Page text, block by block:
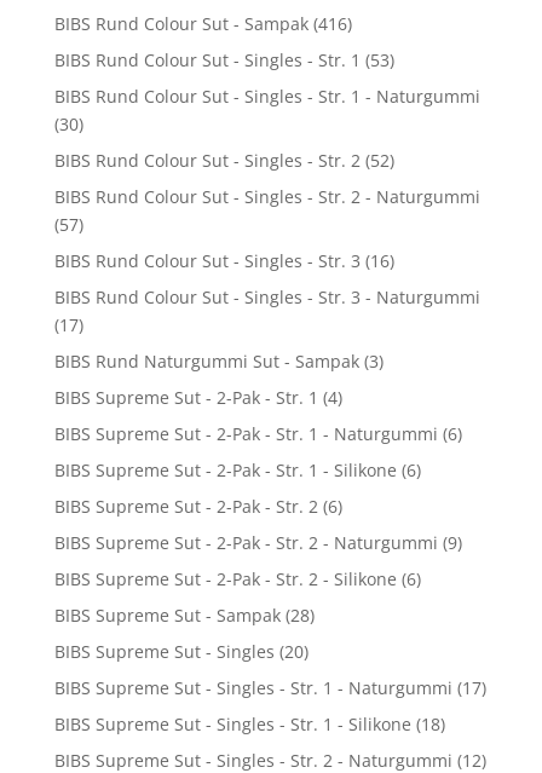
BIBS Rund Colour Sut - Sampak (416)
BIBS Rund Colour Sut - Singles - Str. 1 (53)
BIBS Rund Colour Sut - Singles - Str. 1 - Naturgummi
(30)
BIBS Rund Colour Sut - Singles - Str. 2 (52)
BIBS Rund Colour Sut - Singles - Str. 2 - Naturgummi
(57)
BIBS Rund Colour Sut - Singles - Str. 3 (16)
BIBS Rund Colour Sut - Singles - Str. 3 - Naturgummi
(17)
BIBS Rund Naturgummi Sut - Sampak (3)
BIBS Supreme Sut - 2-Pak - Str. 1 (4)
BIBS Supreme Sut - 2-Pak - Str. 1 - Naturgummi (6)
BIBS Supreme Sut - 2-Pak - Str. 1 - Silikone (6)
BIBS Supreme Sut - 2-Pak - Str. 2 (6)
BIBS Supreme Sut - 2-Pak - Str. 2 - Naturgummi (9)
BIBS Supreme Sut - 2-Pak - Str. 2 - Silikone (6)
BIBS Supreme Sut - Sampak (28)
BIBS Supreme Sut - Singles (20)
BIBS Supreme Sut - Singles - Str. 1 - Naturgummi (17)
BIBS Supreme Sut - Singles - Str. 1 - Silikone (18)
BIBS Supreme Sut - Singles - Str. 2 - Naturgummi (12)